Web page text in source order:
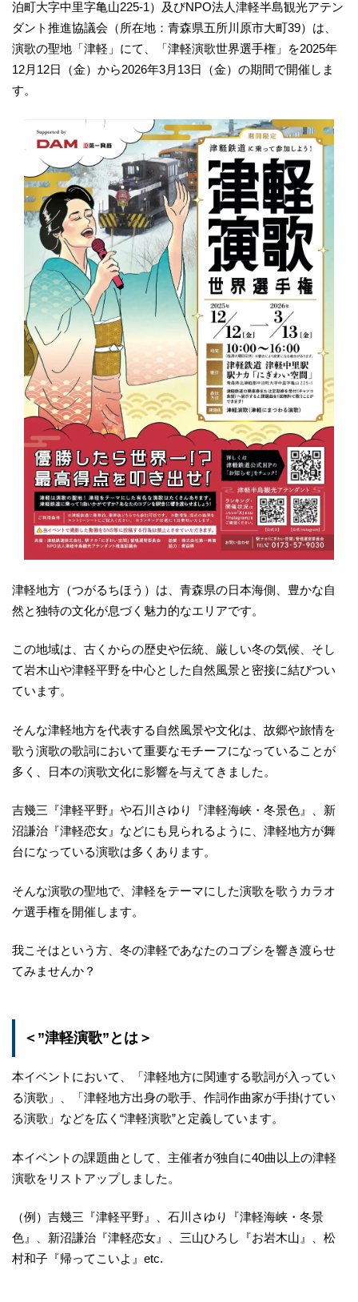
泊町大字中里字亀山225-1）及びNPO法人津軽半島観光アテン
ダント推進協議会（所在地：青森県五所川原市大町39）は、
演歌の聖地「津軽」にて、「津軽演歌世界選手権」を2025年
12月12日（金）から2026年3月13日（金）の期間で開催しま
す。
津軽地方（つがるちほう）は、青森県の日本海側、豊かな自
然と独特の文化が息づく魅力的なエリアです。
この地域は、古くからの歴史や伝統、厳しい冬の気候、そし
て岩木山や津軽平野を中心とした自然風景と密接に結びつい
ています。
そんな津軽地方を代表する自然風景や文化は、故郷や旅情を
歌う演歌の歌詞において重要なモチーフになっていることが
多く、日本の演歌文化に影響を与えてきました。
吉幾三『津軽平野』や石川さゆり『津軽海峡・冬景色』、新
沼謙治『津軽恋女』などにも見られるように、津軽地方が舞
台になっている演歌は多くあります。
そんな演歌の聖地で、津軽をテーマにした演歌を歌うカラオ
ケ選手権を開催します。
我こそはという方、冬の津軽であなたのコブシを響き渡らせ
てみませんか？
＜”津軽演歌”とは＞
本イベントにおいて、「津軽地方に関連する歌詞が入ってい
る演歌」、「津軽地方出身の歌手、作詞作曲家が手掛けてい
る演歌」などを広く“津軽演歌”と定義しています。
本イベントの課題曲として、主催者が独自に40曲以上の津軽
演歌をリストアップしました。
（例）吉幾三『津軽平野』、石川さゆり『津軽海峡・冬景
色』、新沼謙治『津軽恋女』、三山ひろし『お岩木山』、松
村和子『帰ってこいよ』etc.